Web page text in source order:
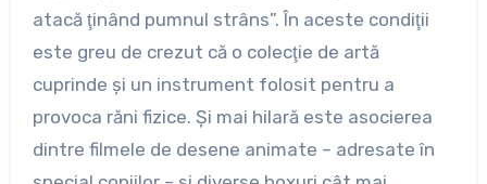
atacă ţinând pumnul strâns”. În aceste condiţii
este greu de crezut că o colecţie de artă
cuprinde şi un instrument folosit pentru a
provoca răni fizice. Şi mai hilară este asocierea
dintre filmele de desene animate – adresate în